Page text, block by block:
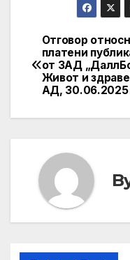
Post
Отговор
платени
от ЗАД
Живот и
АД, 30.06.2025